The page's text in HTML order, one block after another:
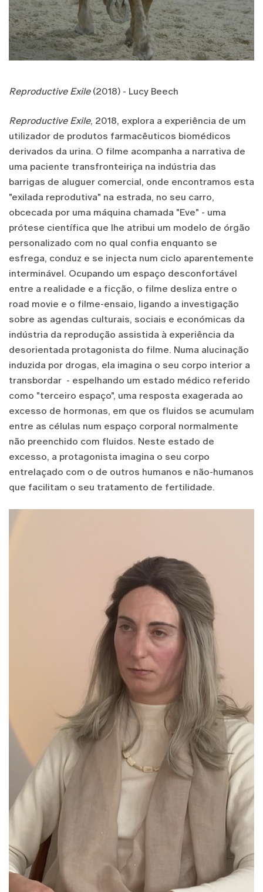
Reproductive Exile(2018) - Lucy Beech
Reproductive Exile, 2018, explora a experiência de um
utilizador de produtos farmacêuticos biomédicos
derivados da urina. O filme acompanha a narrativa de
uma paciente transfronteiriça na indústria das
barrigas de aluguer comercial, onde encontramos esta
"exilada reprodutiva" na estrada, no seu carro,
obcecada por uma máquina chamada "Eve" - uma
prótese científica que lhe atribui um modelo de órgão
personalizado com no qual confia enquanto se
esfrega, conduz e se injecta num ciclo aparentemente
interminável. Ocupando um espaço desconfortável
entre a realidade e a ficção, o filme desliza entre o
road movie e o filme-ensaio, ligando a investigação
sobre as agendas culturais, sociais e económicas da
indústria da reprodução assistida à experiência da
desorientada protagonista do filme. Numa alucinação
induzida por drogas, ela imagina o seu corpo interior a
transbordar - espelhando um estado médico referido
como "terceiro espaço", uma resposta exagerada ao
excesso de hormonas, em que os fluidos se acumulam
entre as células num espaço corporal normalmente
não preenchido com fluidos. Neste estado de
excesso, a protagonista imagina o seu corpo
entrelaçado com o de outros humanos e não-humanos
que facilitam o seu tratamento de fertilidade.